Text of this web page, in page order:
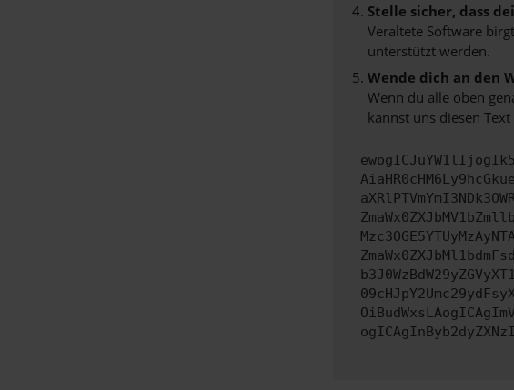
Stelle sicher, dass
Veraltete Software
unterstützt werden.
Wende dich an den
Wenn du alle oben
kannst uns diesen